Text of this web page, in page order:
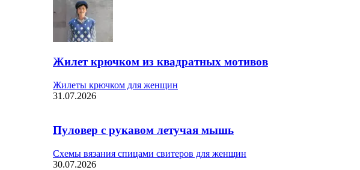
Жилет крючком из квадратных мотивов
Жилеты крючком для женщин
31.07.2026
Пуловер с рукавом летучая мышь
Схемы вязания спицами свитеров для женщин
30.07.2026